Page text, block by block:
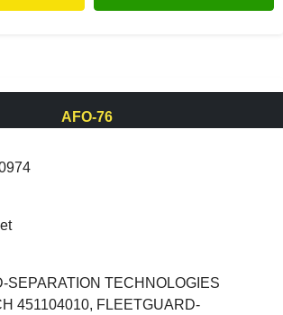
AFO-76
SEPARATION TECHNOLOGIES
451104010, FLEETGUARD-